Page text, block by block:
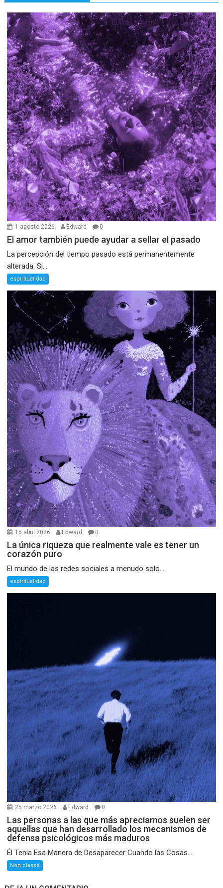
1 agosto 2026 Edward 0
El amor también puede ayudar a sellar el pasado
La percepción del tiempo pasado está permanentemente
alterada. Si...
espiritualidad
15 abril 2026 Edward 0
La única riqueza que realmente vale es tener un
corazón puro
El mundo de las redes sociales a menudo solo...
espiritualidad
25 marzo 2026 Edward 0
Las personas a las que más apreciamos suelen ser
aquellas que han desarrollado los mecanismos de
defensa psicológicos más maduros
Él Tenía Esa Manera de Desaparecer Cuando las Cosas...
Non classé